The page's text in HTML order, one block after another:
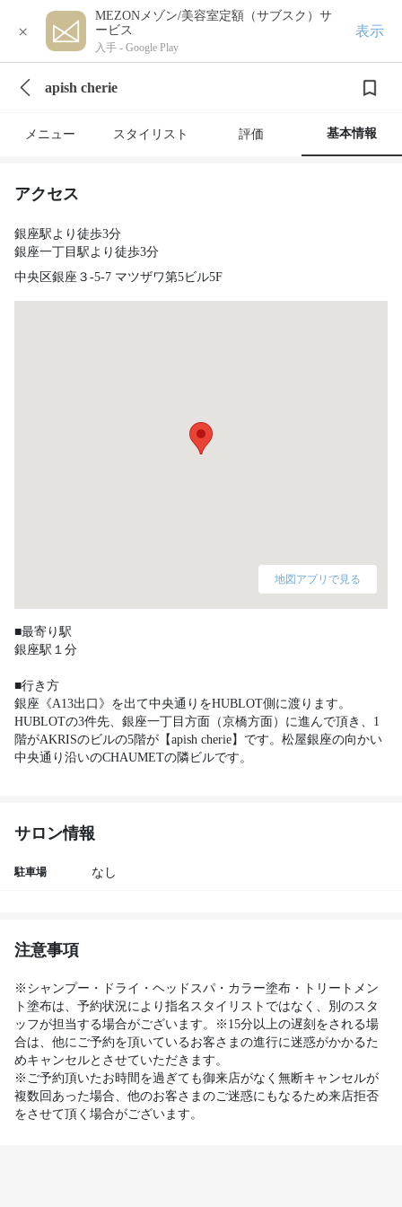
×
MEZONメゾン/美容室定額（サブスク）サ
ービス
入手 - Google Play
表示
apish cherie
メニュー スタイリスト 評価 基本情報
アクセス
銀座駅より徒歩3分
銀座一丁目駅より徒歩3分
中央区銀座３-5-7 マツザワ第5ビル5F
地図アプリで見る
■最寄り駅
銀座駅１分
■行き方
銀座《A13出口》を出て中央通りをHUBLOT側に渡ります。
HUBLOTの3件先、銀座一丁目方面（京橋方面）に進んで頂き、1
階がAKRISのビルの5階が【apish cherie】です。松屋銀座の向かい
中央通り沿いのCHAUMETの隣ビルです。
サロン情報
駐車場 なし
注意事項
※シャンプー・ドライ・ヘッドスパ・カラー塗布・トリートメン
ト塗布は、予約状況により指名スタイリストではなく、別のスタ
ッフが担当する場合がございます。※15分以上の遅刻をされる場
合は、他にご予約を頂いているお客さまの進行に迷惑がかかるた
めキャンセルとさせていただきます。
※ご予約頂いたお時間を過ぎても御来店がなく無断キャンセルが
複数回あった場合、他のお客さまのご迷惑にもなるため来店拒否
をさせて頂く場合がございます。